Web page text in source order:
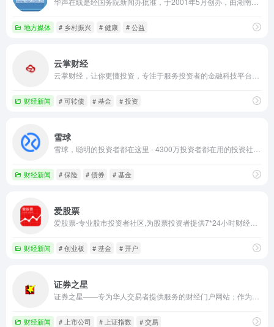
地方媒体 # 乡村振兴 # 健康 # 公益
云掌财经
财经新闻 # 可转债 # 基金 # 投资
雪球
财经新闻 # 保险 # 债券 # 基金
爱股票
财经新闻 # 创业板 # 基金 # 开户
证券之星
财经新闻 # 上市公司 # 上证指数 # 交易